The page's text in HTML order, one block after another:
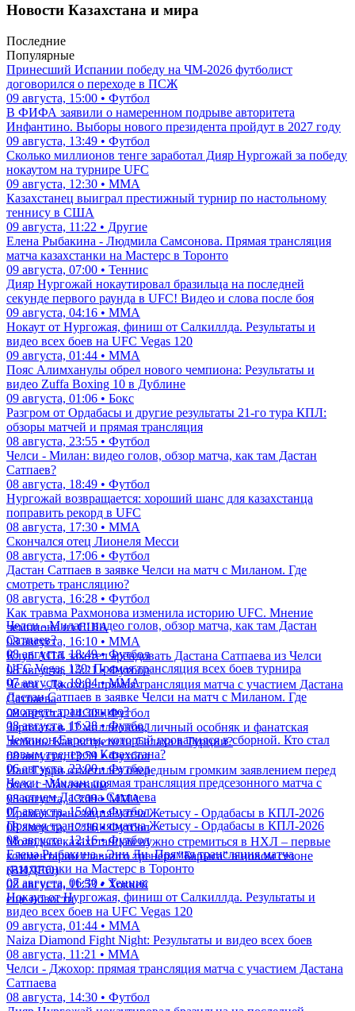
Новости Казахстана и мира
Последние
Популярные
Принесший Испании победу на ЧМ-2026 футболист
договорился о переходе в ПСЖ
09 августа, 15:00 • Футбол
В ФИФА заявили о намеренном подрыве авторитета
Инфантино. Выборы нового президента пройдут в 2027 году
09 августа, 13:49 • Футбол
Сколько миллионов тенге заработал Дияр Нургожай за победу
нокаутом на турнире UFC
09 августа, 12:30 • ММА
Казахстанец выиграл престижный турнир по настольному
теннису в США
09 августа, 11:22 • Другие
Елена Рыбакина - Людмила Самсонова. Прямая трансляция
матча казахстанки на Мастерс в Торонто
09 августа, 07:00 • Теннис
Дияр Нургожай нокаутировал бразильца на последней
секунде первого раунда в UFC! Видео и слова после боя
09 августа, 04:16 • ММА
Нокаут от Нургожая, финиш от Салкиллда. Результаты и
видео всех боев на UFC Vegas 120
09 августа, 01:44 • ММА
Пояс Алимханулы обрел нового чемпиона: Результаты и
видео Zuffa Boxing 10 в Дублине
09 августа, 01:06 • Бокс
Разгром от Ордабасы и другие результаты 21-го тура КПЛ:
обзоры матчей и прямая трансляция
08 августа, 23:55 • Футбол
Челси - Милан: видео голов, обзор матча, как там Дастан
Сатпаев?
08 августа, 18:49 • Футбол
Нургожай возвращается: хороший шанс для казахстанца
поправить рекорд в UFC
08 августа, 17:30 • ММА
Скончался отец Лионеля Месси
08 августа, 17:06 • Футбол
Дастан Сатпаев в заявке Челси на матч с Миланом. Где
смотреть трансляцию?
08 августа, 16:28 • Футбол
Как травма Рахмонова изменила историю UFC. Мнение
чемпиона из США
08 августа, 16:10 • ММА
Клуб АПЛ захотел арендовать Дастана Сатпаева из Челси
08 августа, 15:21 • Футбол
Челси - Джохор: прямая трансляция матча с участием Дастана
Сатпаева
08 августа, 14:30 • Футбол
Зарплата в 17 миллионов, личный особняк и фанатская
любовь. Как встретили Салаха в Турции?
08 августа, 13:59 • Футбол
Иан Гэрри отметился очередным громким заявлением перед
боем с Махачевым
08 августа, 13:09 • ММА
Прямая трансляция матча Жетысу - Ордабасы в КПЛ-2026
08 августа, 12:16 • Футбол
Молодым казахстанцам нужно стремиться в НХЛ – первые
комментарии главного тренера "Барыса" в новом сезоне
(ВИДЕО)
08 августа, 11:53 • Хоккей
еще новости
Челси - Милан: видео голов, обзор матча, как там Дастан
Сатпаев?
08 августа, 18:49 • Футбол
UFC Vegas 120: Прямая трансляция всех боев турнира
07 августа, 19:04 • ММА
Дастан Сатпаев в заявке Челси на матч с Миланом. Где
смотреть трансляцию?
08 августа, 16:28 • Футбол
Чемпион Европы, который провалился в сборной. Кто стал
новым тренером Казахстана?
06 августа, 22:00 • Футбол
Челси - Милан: прямая трансляция предсезонного матча с
участием Дастана Сатпаева
07 августа, 15:00 • Футбол
Прямая трансляция матча Жетысу - Ордабасы в КПЛ-2026
08 августа, 12:16 • Футбол
Елена Рыбакина - Энн Ли. Прямая трансляция матча
казахстанки на Мастерс в Торонто
07 августа, 06:30 • Теннис
Нокаут от Нургожая, финиш от Салкиллда. Результаты и
видео всех боев на UFC Vegas 120
09 августа, 01:44 • ММА
Naiza Diamond Fight Night: Результаты и видео всех боев
08 августа, 11:21 • ММА
Челси - Джохор: прямая трансляция матча с участием Дастана
Сатпаева
08 августа, 14:30 • Футбол